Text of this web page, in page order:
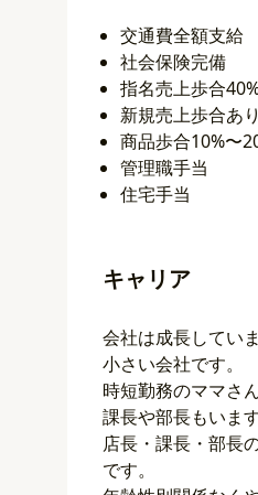
交通費全額支給
社会保険完備
指名売上歩合
新規売上歩合あり
商品歩合10%〜
管理職手当
住宅手当
キャリア
会社は成長してい
小さい会社です。
時短勤務のママさ
課長や部長もいます
店長・課長・部長
です。